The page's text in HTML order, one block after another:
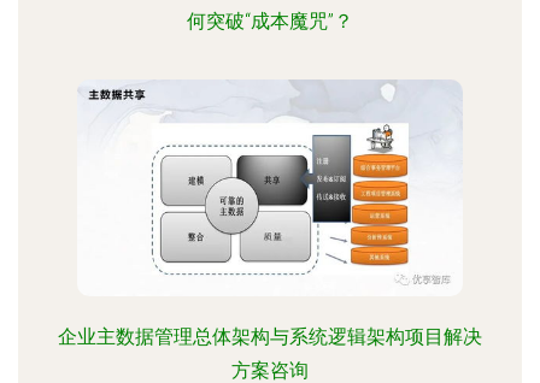
何突破“成本魔咒”？
企业主数据管理总体架构与系统逻辑架构项目解决
方案咨询